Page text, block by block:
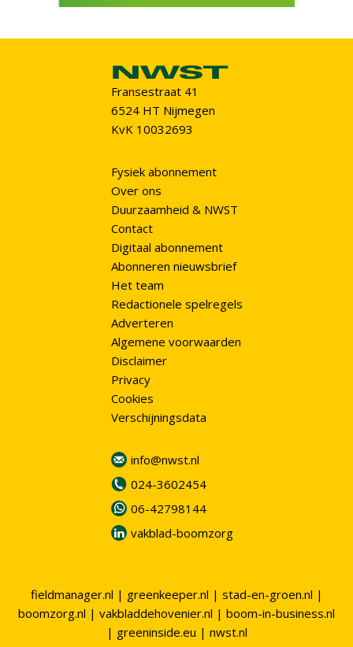
Fransestraat 41
6524 HT Nijmegen
KvK 10032693
Fysiek abonnement
Over ons
Duurzaamheid & NWST
Contact
Digitaal abonnement
Abonneren nieuwsbrief
Het team
Redactionele spelregels
Adverteren
Algemene voorwaarden
Disclaimer
Privacy
Cookies
Verschijningsdata
info@nwst.nl
024-3602454
06-42798144
vakblad-boomzorg
fieldmanager.nl | greenkeeper.nl | stad-en-groen.nl |
boomzorg.nl | vakbladdehovenier.nl | boom-in-business.nl
| greeninside.eu | nwst.nl